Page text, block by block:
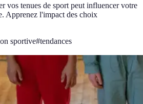
vos tenues de sport peut influencer votre
Apprenez l'impact des choix
sportive#tendances